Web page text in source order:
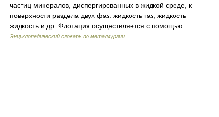
частиц минералов, диспергированных в жидкой среде, к
поверхности раздела двух фаз: жидкость газ, жидкость
жидкость и др. Флотация осуществляется с помощью… …
Энциклопедический словарь по металлургии